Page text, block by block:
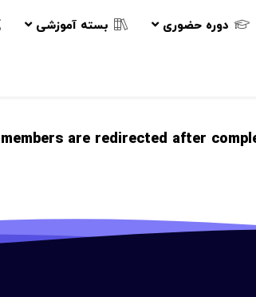
دوره حضوری بسته آموزشی
are redirected after